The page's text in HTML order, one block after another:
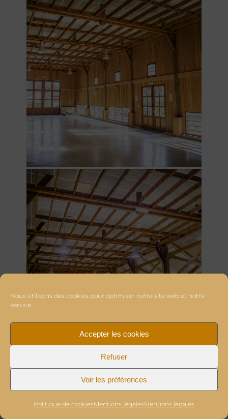
Nous utilisons des cookies pour optimiser notre site web et notre
service.
Accepter les cookies
Refuser
Voir les préférences
Politique de cookiesMentions légalesMentions légales